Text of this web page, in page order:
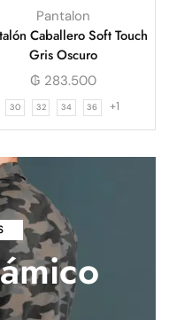
Pantalon
Caballero Soft Touch
Gris Oscuro
₲ 283.500
30 32 34 36 +1